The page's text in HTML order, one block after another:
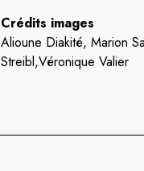
Crédits images
Alioune Diakité, Marion
Streibl,Véronique Valier